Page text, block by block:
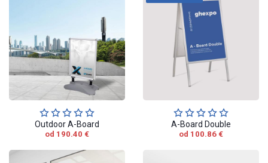
Outdoor A-Board
od 190.40 €
A-Board Double
od 100.86 €